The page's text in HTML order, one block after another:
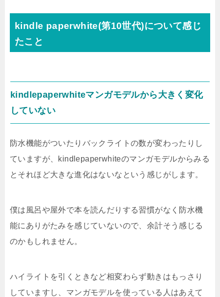
kindle paperwhite(第10世代)について感じ
たこと
kindlepaperwhiteマンガモデルから大きく変化
していない
防水機能がついたりバックライトの数が変わったりし
ていますが、kindlepaperwhiteのマンガモデルからみる
とそれほど大きな進化はないなという感じがします。
僕は風呂や屋外で本を読んだりする習慣がなく防水機
能にありがたみを感じていないので、余計そう感じる
のかもしれません。
ハイライトを引くときなど相変わらず動きはもっさり
していますし、マンガモデルを使っている人はあえて